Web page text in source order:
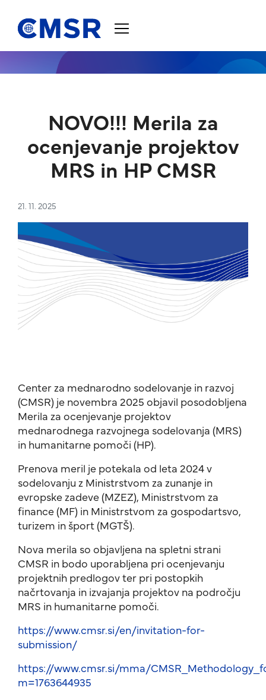
NOVO!!! Merila za
ocenjevanje projektov
MRS in HP CMSR
21. 11. 2025
Center za mednarodno sodelovanje in razvoj
(CMSR) je novembra 2025 objavil posodobljena
Merila za ocenjevanje projektov
mednarodnega razvojnega sodelovanja (MRS)
in humanitarne pomoči (HP).
Prenova meril je potekala od leta 2024 v
sodelovanju z Ministrstvom za zunanje in
evropske zadeve (MZEZ), Ministrstvom za
finance (MF) in Ministrstvom za gospodartsvo,
turizem in šport (MGTŠ).
Nova merila so objavljena na spletni strani
CMSR in bodo uporabljena pri ocenjevanju
projektnih predlogov ter pri postopkih
načrtovanja in izvajanja projektov na področju
MRS in humanitarne pomoči.
https://www.cmsr.si/en/invitation-for-
submission/
https://www.cmsr.si/mma/
m=1763644935